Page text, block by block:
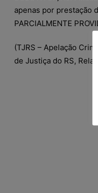
apenas por prestação
PARCIALMENTE
(TJRS – Apelação
de Justiça do RS,